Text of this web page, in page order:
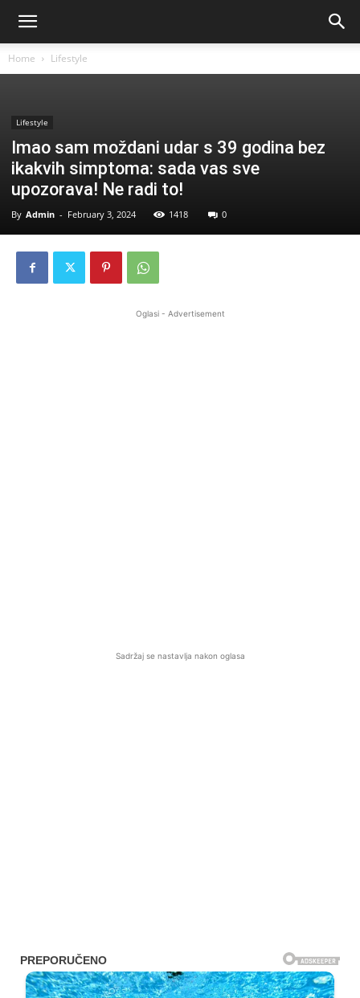
Home Lifestyle
Lifestyle
Imao sam moždani udar s 39 godina bez
ikakvih simptoma: sada vas sve
upozorava! Ne radi to!
By Admin - February 3, 2024 1418 0
Oglasi - Advertisement
Sadržaj se nastavlja nakon oglasa